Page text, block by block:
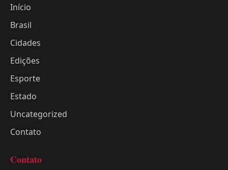
Início
Brasil
Cidades
Edições
Esporte
Estado
Uncategorized
Contato
Contato